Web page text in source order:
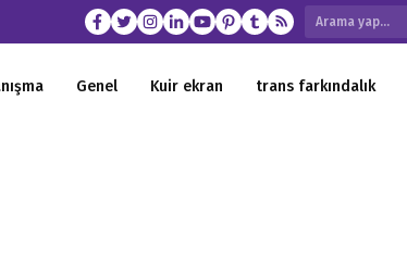
Genel Kuir ekran trans farkındalık